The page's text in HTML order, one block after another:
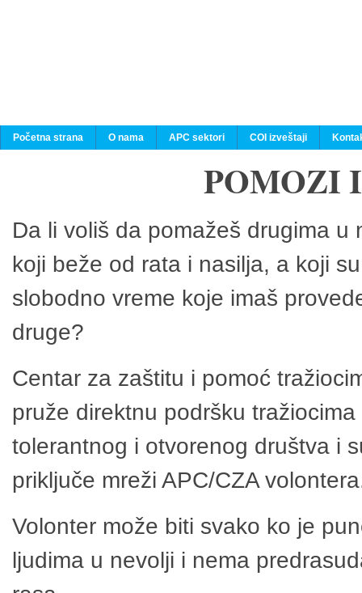
Početna strana O nama APC sektori COI izveštaji
POMOZI
Da li voliš da pomažeš drugima
koji beže od rata i nasilja, a koji
slobodno vreme koje imaš
druge?
Centar za zaštitu i pomoć
pruže direktnu podršku
tolerantnog i otvorenog društva i
priključe mreži APC/CZA
Volonter može biti svako ko je
ljudima u nevolji i nema